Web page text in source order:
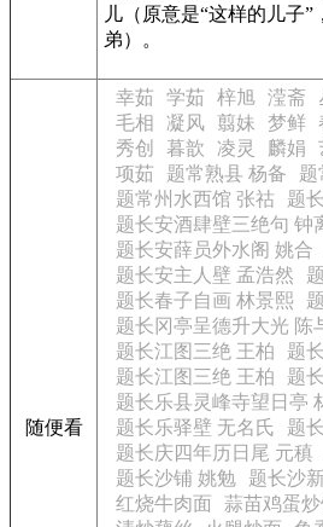
儿（原意是“这样的儿子
弟）。
随便看
幸茹 学茹 梓旭 滢斋
毛相
凝风 翦妹 梦鲜
秀创
暮歆 凌灵 麟娟
项茹
题常熟县 杨备
题
题常州水西馆 张祜
题
题长安酒肆壁三绝句 钟
题长安薛员外水阁 姚合
题长安主人壁 孟浩然
题长春子自画 林景熙
题长冈亭呈德升大光 陈
题长江图三绝 王柏
题
题长江图三绝 王柏
题
题长乐县灵峰寺望日亭
题长乐驿壁 无名氏
题
题长庆四年历日尾 元稹
题长沙铺 姚勉
题长沙
红烧牛肉面
蒜苗鸡蛋炒